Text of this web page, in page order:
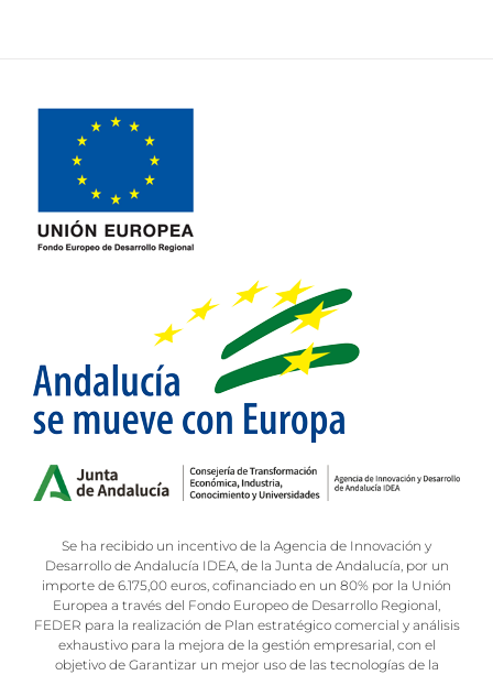
Se ha recibido un incentivo de la Agencia de Innovación y
Desarrollo de Andalucía IDEA, de la Junta de Andalucía, por un
importe de 6.175,00 euros, cofinanciado en un 80% por la Unión
Europea a través del Fondo Europeo de Desarrollo Regional,
FEDER para la realización de Plan estratégico comercial y análisis
exhaustivo para la mejora de la gestión empresarial, con el
objetivo de Garantizar un mejor uso de las tecnologías de la